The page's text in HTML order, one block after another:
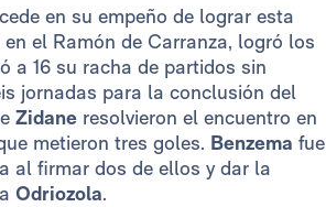
en su empeño de lograr esta
el Ramón de Carranza, logró los
a 16 su racha de partidos sin
jornadas para la conclusión del
Zidane resolvieron el encuentro en
metieron tres goles. Benzema fue
al firmar dos de ellos y dar la
Odriozola.